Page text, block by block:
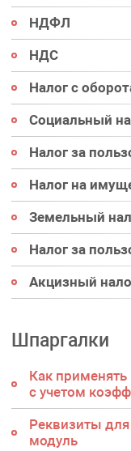
НДФЛ
НДС
Налог с
Социальный
Налог за
Налог на
Земельный
Налог за
Акцизный
Шпаргалки
Как
с учетом
Реквизиты
модуль